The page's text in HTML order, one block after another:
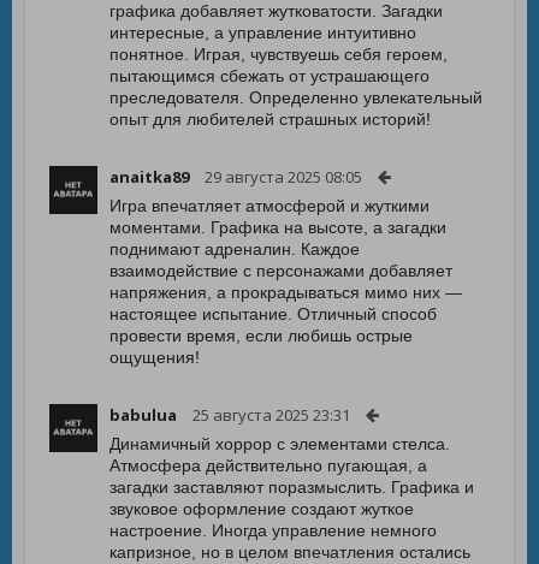
графика добавляет жутковатости. Загадки
интересные, а управление интуитивно
понятное. Играя, чувствуешь себя героем,
пытающимся сбежать от устрашающего
преследователя. Определенно увлекательный
опыт для любителей страшных историй!
anaitka89 29 августа 2025 08:05
Игра впечатляет атмосферой и жуткими
моментами. Графика на высоте, а загадки
поднимают адреналин. Каждое
взаимодействие с персонажами добавляет
напряжения, а прокрадываться мимо них —
настоящее испытание. Отличный способ
провести время, если любишь острые
ощущения!
babulua 25 августа 2025 23:31
Динамичный хоррор с элементами стелса.
Атмосфера действительно пугающая, а
загадки заставляют поразмыслить. Графика и
звуковое оформление создают жуткое
настроение. Иногда управление немного
капризное, но в целом впечатления остались